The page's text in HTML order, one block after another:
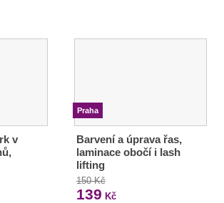
v
Praha
Barvení a úprava řas,
laminace obočí i lash
lifting
150 Kč
139 Kč